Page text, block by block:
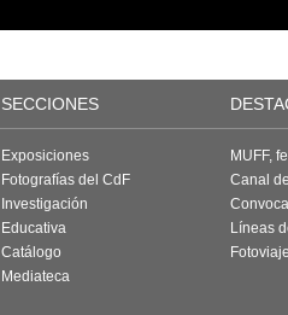
SECCIONES
Exposiciones
Fotografías del CdF
Investigación
Educativa
Catálogo
Mediateca
MUFF,
Canal
Líneas